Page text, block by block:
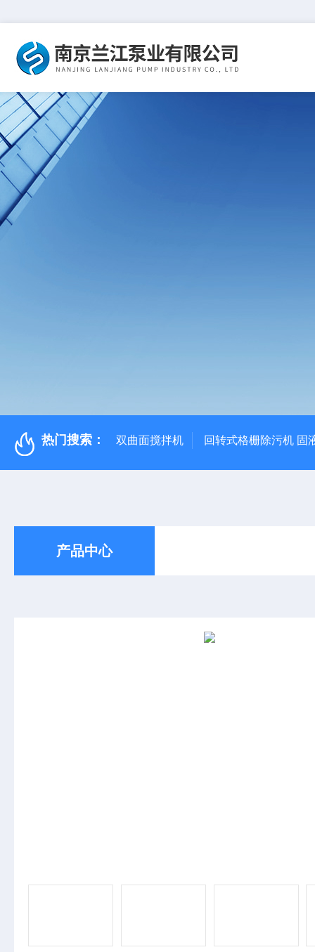
热门搜索： 双曲面搅拌机 回转式格栅除污机 固
产品中心